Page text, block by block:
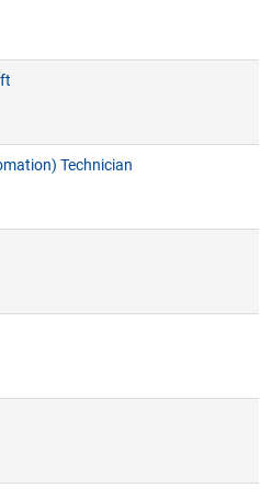
Technician